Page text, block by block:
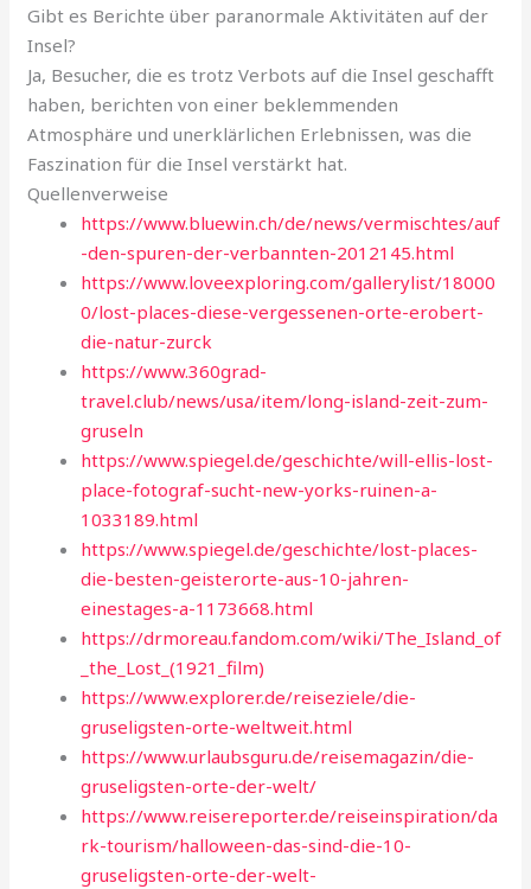
Gibt es Berichte über paranormale Aktivitäten auf der
Insel?
Ja, Besucher, die es trotz Verbots auf die Insel geschafft
haben, berichten von einer beklemmenden
Atmosphäre und unerklärlichen Erlebnissen, was die
Faszination für die Insel verstärkt hat.
Quellenverweise
https://www.bluewin.ch/de/news/vermischtes/auf
-den-spuren-der-verbannten-2012145.html
https://www.loveexploring.com/gallerylist/18000
0/lost-places-diese-vergessenen-orte-erobert-
die-natur-zurck
https://www.360grad-
travel.club/news/usa/item/long-island-zeit-zum-
gruseln
https://www.spiegel.de/geschichte/will-ellis-lost-
place-fotograf-sucht-new-yorks-ruinen-a-
1033189.html
https://www.spiegel.de/geschichte/lost-places-
die-besten-geisterorte-aus-10-jahren-
einestages-a-1173668.html
https://drmoreau.fandom.com/wiki/The_Island_of
_the_Lost_(1921_film)
https://www.explorer.de/reiseziele/die-
gruseligsten-orte-weltweit.html
https://www.urlaubsguru.de/reisemagazin/die-
gruseligsten-orte-der-welt/
https://www.reisereporter.de/reiseinspiration/da
rk-tourism/halloween-das-sind-die-10-
gruseligsten-orte-der-welt-